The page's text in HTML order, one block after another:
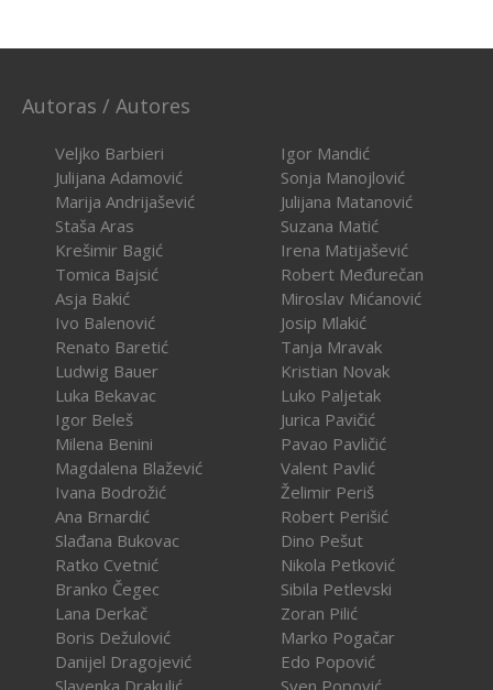
Autoras / Autores
Veljko Barbieri
Julijana Adamović
Marija Andrijašević
Staša Aras
Krešimir Bagić
Tomica Bajsić
Asja Bakić
Ivo Balenović
Renato Baretić
Ludwig Bauer
Luka Bekavac
Igor Beleš
Milena Benini
Magdalena Blažević
Ivana Bodrožić
Ana Brnardić
Slađana Bukovac
Ratko Cvetnić
Branko Čegec
Lana Derkač
Boris Dežulović
Danijel Dragojević
Slavenka Drakulić
Igor Mandić
Sonja Manojlović
Julijana Matanović
Suzana Matić
Irena Matijašević
Robert Međurečan
Miroslav Mićanović
Josip Mlakić
Tanja Mravak
Kristian Novak
Luko Paljetak
Jurica Pavičić
Pavao Pavličić
Valent Pavlić
Želimir Periš
Robert Perišić
Dino Pešut
Nikola Petković
Sibila Petlevski
Zoran Pilić
Marko Pogačar
Edo Popović
Sven Popović